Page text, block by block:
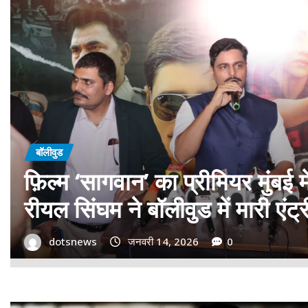
बॉलीवुड
गोवा मुख्यमंत्री डॉ. प्रमोद सावंत का
बड़ा समर्थन; पोस्टर विमोचन कर
गोदान की टीम का बढ़ाया मान!
dotsnews जनवरी 9, 2026 0